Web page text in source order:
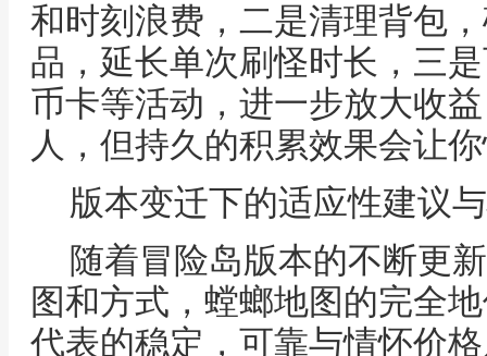
和时刻浪费，二是清理背包
品，延长单次刷怪时长，三
币卡等活动，进一步放大收
人，但持久的积累效果会让
版本变迁下的适应性建议
随着冒险岛版本的不断更
图和方式，螳螂地图的完全
代表的稳定，可靠与情怀价